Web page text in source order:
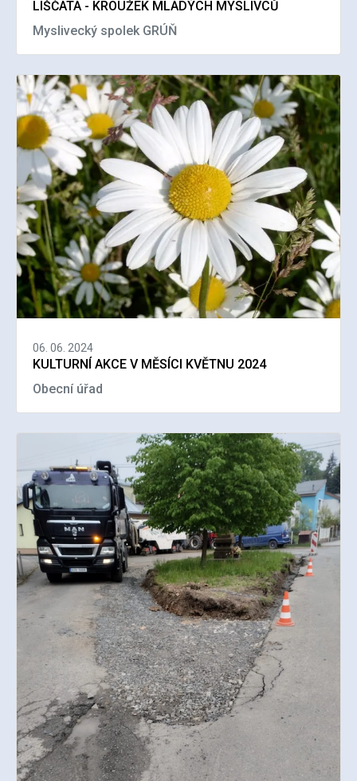
LIŠČATA - KROUŽEK MLADÝCH MYSLIVCŮ
Myslivecký spolek GRÚŇ
06. 06. 2024
KULTURNÍ AKCE V MĚSÍCI KVĚTNU 2024
Obecní úřad